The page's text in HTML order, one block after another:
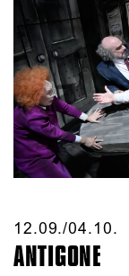
12.09./​04.10.​
ANTIGONE